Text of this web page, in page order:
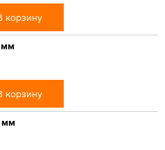
корзину
корзину
мм